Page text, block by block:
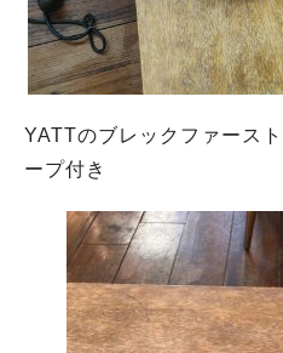
YATTのブレックファース
ープ付き